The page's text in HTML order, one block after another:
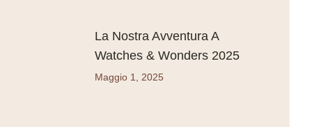
La Nostra Avventura A
Watches & Wonders 2025
Maggio 1, 2025